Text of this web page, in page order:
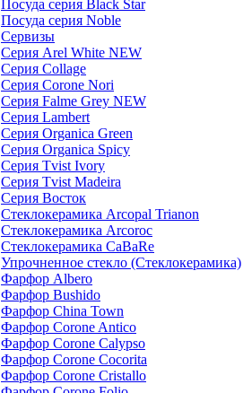
Посуда серия Black Star
Посуда серия Noble
Сервизы
Серия Arel White NEW
Серия Collage
Серия Corone Nori
Серия Falme Grey NEW
Серия Lambert
Серия Organica Green
Серия Organica Spicy
Серия Tvist Ivory
Серия Tvist Madeira
Серия Восток
Стеклокерамика Arcopal Trianon
Стеклокерамика Arcoroc
Стеклокерамика CaBaRe
Упрочненное стекло (Стеклокерамика)
Фарфор Albero
Фарфор Bushido
Фарфор China Town
Фарфор Corone Antico
Фарфор Corone Calypso
Фарфор Corone Cocorita
Фарфор Corone Cristallo